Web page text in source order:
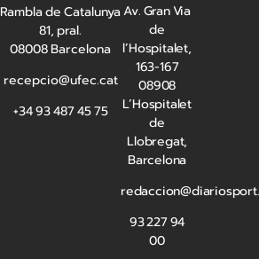
Rambla de Catalunya
81, pral.
08008 Barcelona
recepcio@ufec.cat
+34 93 487 45 75
Av. Gran Via
de
l’Hospitalet,
163-167
08908
L’Hospitalet
de
Llobregat,
Barcelona
93 227 94
00